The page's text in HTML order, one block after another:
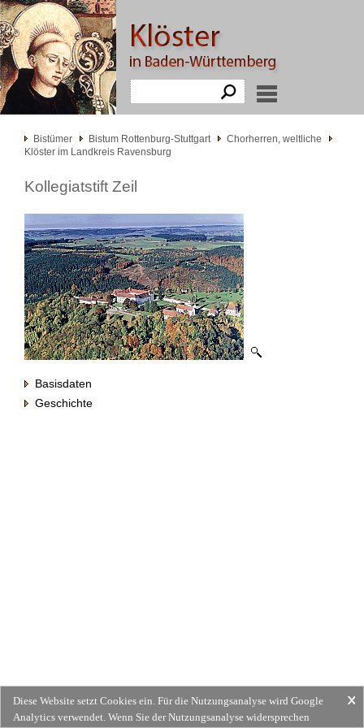
Bistümer Bistum Rottenburg-Stuttgart
Chorherren, weltliche
Klöster im Landkreis Ravensburg
Kollegiatstift Zeil
Basisdaten
Geschichte
Diese Website setzt Cookies ein. Für die Nutzungsanalyse wird Google
Analytics verwendet. Wenn Sie der Nutzungsanalyse widersprechen